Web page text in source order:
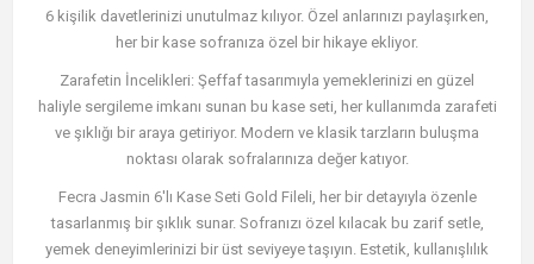
6 kişilik davetlerinizi unutulmaz kılıyor. Özel anlarınızı paylaşırken,
her bir kase sofranıza özel bir hikaye ekliyor.
Zarafetin İncelikleri: Şeffaf tasarımıyla yemeklerinizi en güzel
haliyle sergileme imkanı sunan bu kase seti, her kullanımda zarafeti
ve şıklığı bir araya getiriyor. Modern ve klasik tarzların buluşma
noktası olarak sofralarınıza değer katıyor.
Fecra Jasmin 6'lı Kase Seti Gold Fileli, her bir detayıyla özenle
tasarlanmış bir şıklık sunar. Sofranızı özel kılacak bu zarif setle,
yemek deneyimlerinizi bir üst seviyeye taşıyın. Estetik, kullanışlılık